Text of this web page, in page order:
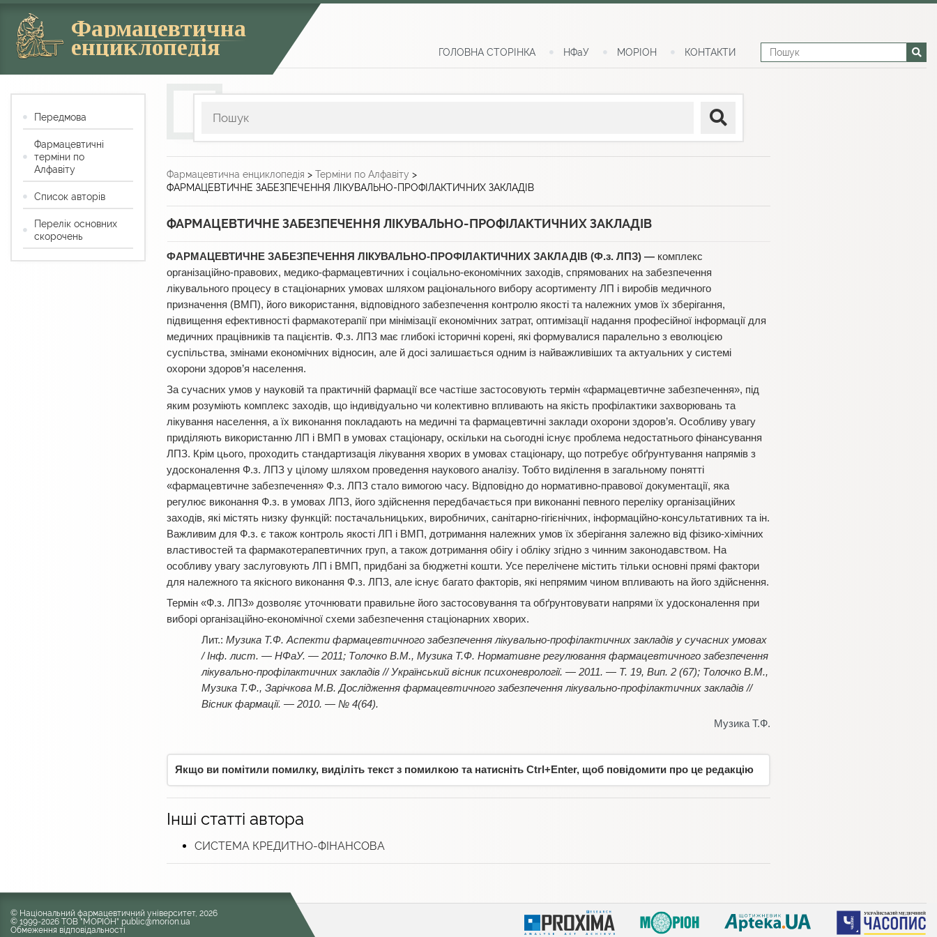
Фармацевтична
енциклопедія ГОЛОВНА СТОРІНКА НФаУ МОРІОН КОНТАКТИ
Фармацевтична енциклопедія > Терміни по Алфавіту >
ФАРМАЦЕВТИЧНЕ ЗАБЕЗПЕЧЕННЯ ЛІКУВАЛЬНО-ПРОФІЛАКТИЧНИХ ЗАКЛАДІВ
ФАРМАЦЕВТИЧНЕ ЗАБЕЗПЕЧЕННЯ ЛІКУВАЛЬНО-ПРОФІЛАКТИЧНИХ ЗАКЛАДІВ
ФАРМАЦЕВТИЧНЕ ЗАБЕЗПЕЧЕННЯ ЛІКУВАЛЬНО-ПРОФІЛАКТИЧНИХ ЗАКЛАДІВ (Ф.з. ЛПЗ) — комплекс
організаційно-правових, медико-фармацевтичних і соціально-економічних заходів, спрямованих на забезпечення
лікувального процесу в стаціонарних умовах шляхом раціонального вибору асортименту ЛП і виробів медичного
призначення (ВМП), його використання, відповідного забезпечення контролю якості та належних умов їх зберігання,
підвищення ефективності фармакотерапії при мінімізації економічних затрат, оптимізації надання професійної інформації для
медичних працівників та пацієнтів. Ф.з. ЛПЗ має глибокі історичні корені, які формувалися паралельно з еволюцією
суспільства, змінами економічних відносин, але й досі залишається одним із найважливіших та актуальних у системі
охорони здоров’я населення.
За сучасних умов у науковій та практичній фармації все частіше застосовують термін «фармацевтичне забезпечення», під
яким розуміють комплекс заходів, що індивідуально чи колективно впливають на якість профілактики захворювань та
лікування населення, а їх виконання покладають на медичні та фармацевтичні заклади охорони здоров’я. Особливу увагу
приділяють використанню ЛП і ВМП в умовах стаціонару, оскільки на сьогодні існує проблема недостатнього фінансування
ЛПЗ. Крім цього, проходить стандартизація лікування хворих в умовах стаціонару, що потребує обґрунтування напрямів з
удосконалення Ф.з. ЛПЗ у цілому шляхом проведення наукового аналізу. Тобто виділення в загальному понятті
«фармацевтичне забезпечення» Ф.з. ЛПЗ стало вимогою часу. Відповідно до нормативно-правової документації, яка
регулює виконання Ф.з. в умовах ЛПЗ, його здійснення передбачається при виконанні певного переліку організаційних
заходів, які містять низку функцій: постачальницьких, виробничих, санітарно-гігієнічних, інформаційно-консультативних та ін.
Важливим для Ф.з. є також контроль якості ЛП і ВМП, дотримання належних умов їх зберігання залежно від фізико-хімічних
властивостей та фармакотерапевтичних груп, а також дотримання обігу і обліку згідно з чинним законодавством. На
особливу увагу заслуговують ЛП і ВМП, придбані за бюджетні кошти. Усе перелічене містить тільки основні прямі фактори
для належного та якісного виконання Ф.з. ЛПЗ, але існує багато факторів, які непрямим чином впливають на його здійснення.
Термін «Ф.з. ЛПЗ» дозволяє уточнювати правильне його застосовування та обґрунтовувати напрями їх удосконалення при
виборі організаційно-економічної схеми забезпечення стаціонарних хворих.
Музика Т.Ф. Аспекти фармацевтичного забезпечення лікувально-профілактичних закладів у сучасних умовах
/ Інф. лист. — НФаУ. — 2011; Толочко В.М., Музика Т.Ф. Нормативне регулювання фармацевтичного забезпечення
лікувально-профілактичних закладів // Український вісник психоневрології. — 2011. — Т. 19, Вип. 2 (67); Толочко В.М.,
Музика Т.Ф., Зарічкова М.В. Дослідження фармацевтичного забезпечення лікувально-профілактичних закладів //
Вісник фармації. — 2010. — № 4(64).
Музика Т.Ф.
Якщо ви помітили помилку, виділіть текст з помилкою та натисніть Ctrl+Enter, щоб повідомити про це редакцію
Інші статті автора
СИСТЕМА КРЕДИТНО-ФІНАНСОВА
Передмова
Фармацевтичні
терміни по
Алфавіту
Список авторів
Перелік основних
скорочень
© Національний фармацевтичний університет, 2026
© 1999-2026 ТОВ "МОРІОН" public@morion.ua
Обмеження відповідальності